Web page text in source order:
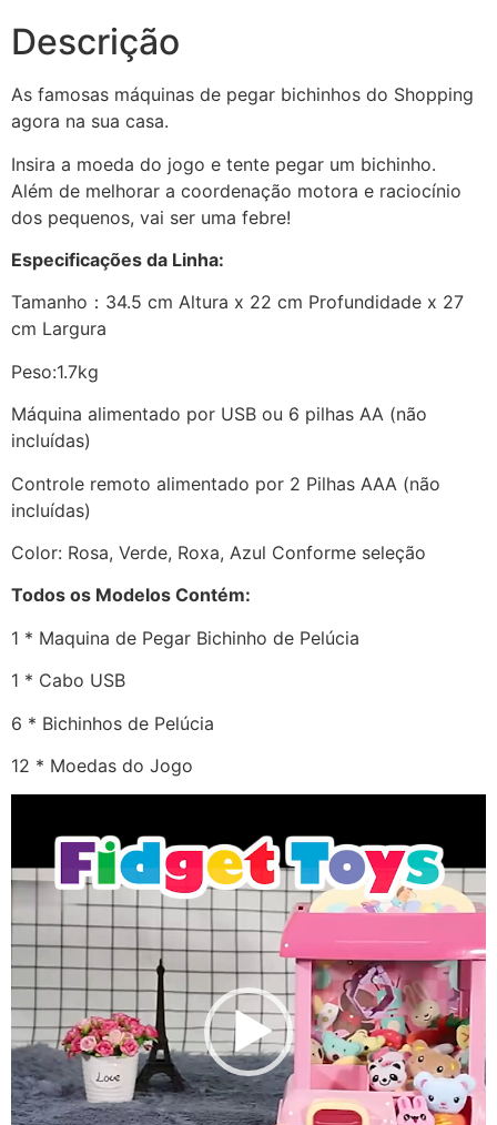
Descrição
As famosas máquinas de pegar bichinhos do Shopping
agora na sua casa.
Insira a moeda do jogo e tente pegar um bichinho.
Além de melhorar a coordenação motora e raciocínio
dos pequenos, vai ser uma febre!
Especificações da Linha:
Tamanho：34.5 cm Altura x 22 cm Profundidade x 27
cm Largura
Peso:1.7kg
Máquina alimentado por USB ou 6 pilhas AA (não
incluídas)
Controle remoto alimentado por 2 Pilhas AAA (não
incluídas)
Color: Rosa, Verde, Roxa, Azul Conforme seleção
Todos os Modelos Contém:
1 * Maquina de Pegar Bichinho de Pelúcia
1 * Cabo USB
6 * Bichinhos de Pelúcia
12 * Moedas do Jogo